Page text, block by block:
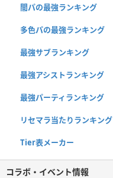
闇パの最強ランキング
多色パの最強ランキング
最強サブランキング
最強アシストランキング
最強パーティランキング
リセマラ当たりランキング
Tier表メーカー
コラボ・イベント情報